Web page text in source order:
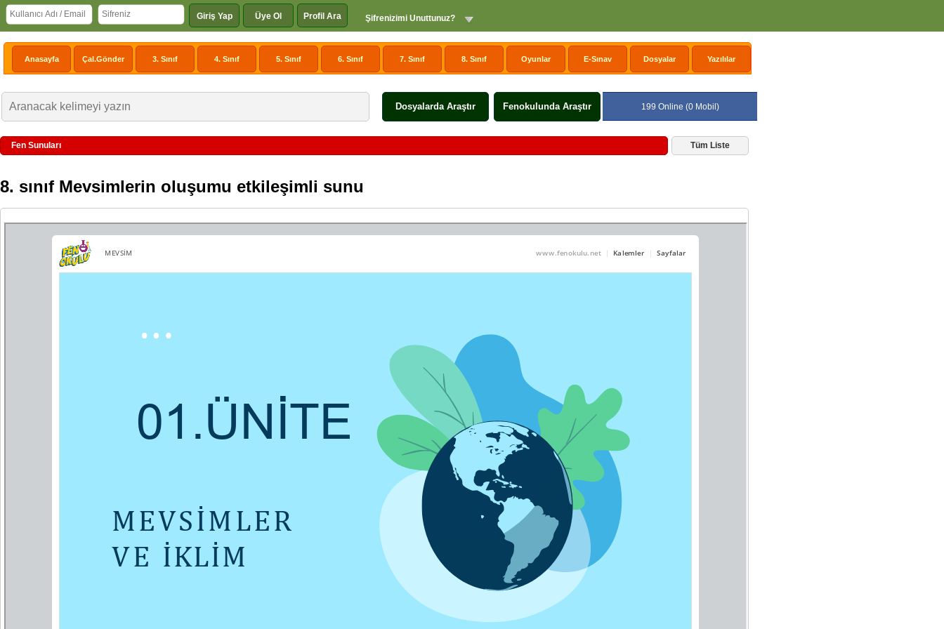
Giriş Yap Üye Ol Profil Ara Şifrenizimi Unuttunuz?
Anasayfa Çal.Gönder 3. Sınıf 4. Sınıf 5. Sınıf 6. Sınıf 7. Sınıf 8. Sınıf Oyunlar E-Sınav Dosyalar Yazılılar
Dosyalarda Araştır Fenokulunda Araştır 199 Online (0 Mobil)
Fen Sunuları Tüm Liste
8. sınıf Mevsimlerin oluşumu etkileşimli sunu